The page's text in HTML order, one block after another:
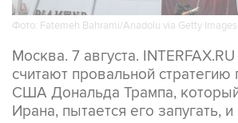
Фото: Fatemeh Bahrami/Anadolu via Getty Images
Москва. 7 августа.
считают провальной стратегию
США Дональда Трампа,
Ирана, пытается его запугать,